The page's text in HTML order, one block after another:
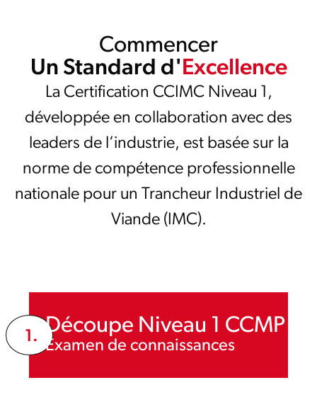
Commencer
Un Standard d'Excellence
La Certification CCIMC Niveau 1,
développée en collaboration avec des
leaders de l’industrie, est basée sur la
norme de compétence professionnelle
nationale pour un Trancheur Industriel de
Viande (IMC).
1. Découpe Niveau 1 CCMP
Examen de connaissances